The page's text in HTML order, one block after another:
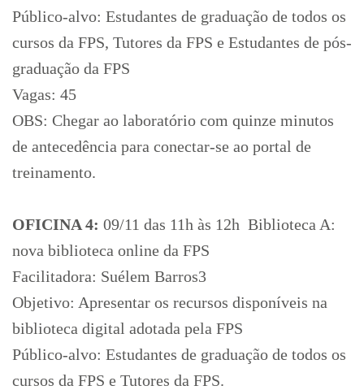
Público-alvo: Estudantes de graduação de todos os
cursos da FPS, Tutores da FPS e Estudantes de pós-
graduação da FPS
Vagas: 45
OBS: Chegar ao laboratório com quinze minutos
de antecedência para conectar-se ao portal de
treinamento.
OFICINA 4: 09/11 das 11h às 12h  Biblioteca A:
nova biblioteca online da FPS
Facilitadora: Suélem Barros3
Objetivo: Apresentar os recursos disponíveis na
biblioteca digital adotada pela FPS
Público-alvo: Estudantes de graduação de todos os
cursos da FPS e Tutores da FPS.